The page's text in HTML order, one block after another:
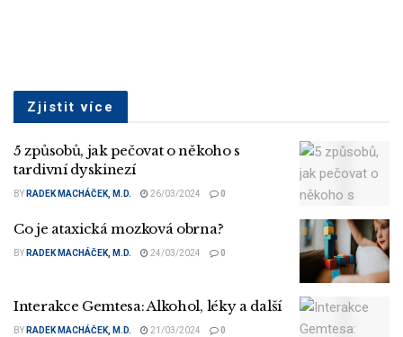
Zjistit více
5 způsobů, jak pečovat o někoho s
tardivní dyskinezí
BY RADEK MACHÁČEK, M.D. 26/03/2024 0
Co je ataxická mozková obrna?
BY RADEK MACHÁČEK, M.D. 24/03/2024 0
Interakce Gemtesa: Alkohol, léky a další
BY RADEK MACHÁČEK, M.D. 21/03/2024 0